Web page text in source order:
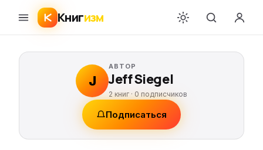
Книгизм
J
АВТОР
Jeff Siegel
2 книг · 0 подписчиков
Подписаться